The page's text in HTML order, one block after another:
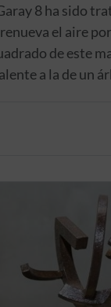
8 ha sido
el aire
de este
a la de un